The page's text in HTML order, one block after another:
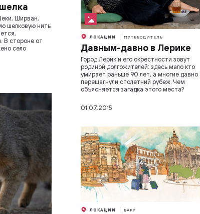
ЛОКАЦИИ ПУТЕВОДИТЕЛЬ
Давным-давно в Лерике
Город Лерик и его окрестности зовут
родиной долгожителей: здесь мало кто
умирает раньше 90 лет, а многие давно
перешагнули столетний рубеж. Чем
объясняется загадка этого места?
01.07.2015
Ширван,
шелковую нить
В стороне от
село
ЛОКАЦИИ БАКУ